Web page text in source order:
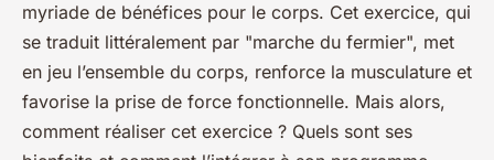
myriade de bénéfices pour le corps. Cet exercice, qui
se traduit littéralement par "marche du fermier", met
en jeu l’ensemble du corps, renforce la musculature et
favorise la prise de force fonctionnelle. Mais alors,
comment réaliser cet exercice ? Quels sont ses